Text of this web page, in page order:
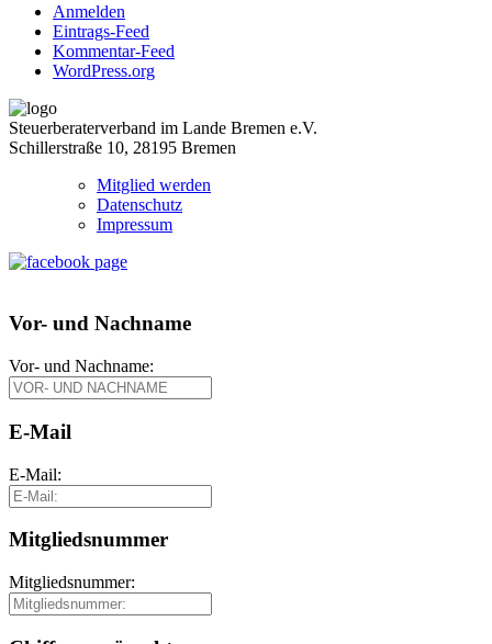
Anmelden
Eintrags-Feed
Kommentar-Feed
WordPress.org
Steuerberaterverband im Lande Bremen e.V.
Schillerstraße 10, 28195 Bremen
Mitglied werden
Datenschutz
Impressum
Vor- und Nachname
Vor- und Nachname:
E-Mail
E-Mail:
Mitgliedsnummer
Mitgliedsnummer: